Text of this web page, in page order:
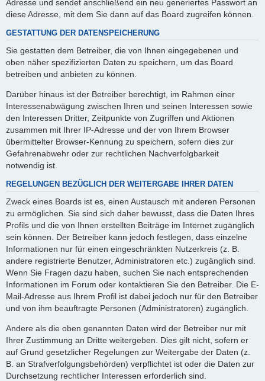
Adresse und sendet anschließend ein neu generiertes Passwort an
diese Adresse, mit dem Sie dann auf das Board zugreifen können.
GESTATTUNG DER DATENSPEICHERUNG
Sie gestatten dem Betreiber, die von Ihnen eingegebenen und
oben näher spezifizierten Daten zu speichern, um das Board
betreiben und anbieten zu können.
Darüber hinaus ist der Betreiber berechtigt, im Rahmen einer
Interessenabwägung zwischen Ihren und seinen Interessen sowie
den Interessen Dritter, Zeitpunkte von Zugriffen und Aktionen
zusammen mit Ihrer IP-Adresse und der von Ihrem Browser
übermittelter Browser-Kennung zu speichern, sofern dies zur
Gefahrenabwehr oder zur rechtlichen Nachverfolgbarkeit
notwendig ist.
REGELUNGEN BEZÜGLICH DER WEITERGABE IHRER DATEN
Zweck eines Boards ist es, einen Austausch mit anderen Personen
zu ermöglichen. Sie sind sich daher bewusst, dass die Daten Ihres
Profils und die von Ihnen erstellten Beiträge im Internet zugänglich
sein können. Der Betreiber kann jedoch festlegen, dass einzelne
Informationen nur für einen eingeschränkten Nutzerkreis (z. B.
andere registrierte Benutzer, Administratoren etc.) zugänglich sind.
Wenn Sie Fragen dazu haben, suchen Sie nach entsprechenden
Informationen im Forum oder kontaktieren Sie den Betreiber. Die E-
Mail-Adresse aus Ihrem Profil ist dabei jedoch nur für den Betreiber
und von ihm beauftragte Personen (Administratoren) zugänglich.
Andere als die oben genannten Daten wird der Betreiber nur mit
Ihrer Zustimmung an Dritte weitergeben. Dies gilt nicht, sofern er
auf Grund gesetzlicher Regelungen zur Weitergabe der Daten (z.
B. an Strafverfolgungsbehörden) verpflichtet ist oder die Daten zur
Durchsetzung rechtlicher Interessen erforderlich sind.